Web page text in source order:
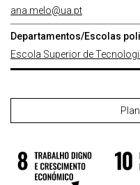
ana.melo@ua.pt
Departamentos/Escolas
Escola Superior de